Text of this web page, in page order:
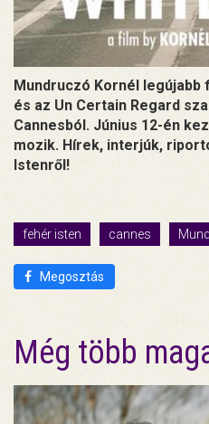
Mundruczó Kornél legújabb
és az Un Certain Regard
Cannesból. Június 12-én
mozik. Hírek, interjúk,
Istenről!
fehér isten cannes
Megosztás
Még több